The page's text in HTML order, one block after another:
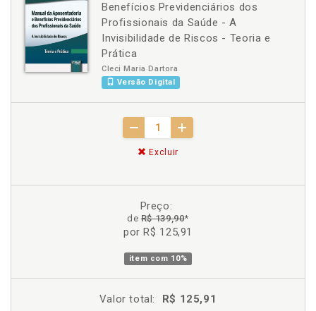
Benefícios Previdenciários dos
Profissionais da Saúde - A
Invisibilidade de Riscos - Teoria e
Prática
Cleci Maria Dartora
Versão Digital
Excluir
Preço:
deR$ 139,90*
por R$ 125,91
item com 10%
Valor total: R$ 125,91